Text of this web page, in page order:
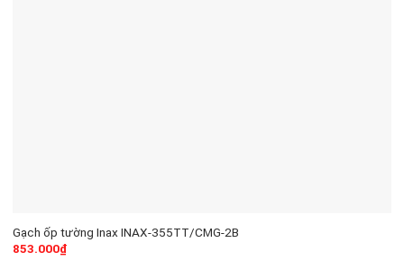
Gạch ốp tường Inax INAX-355TT/CMG-2B
853.000₫